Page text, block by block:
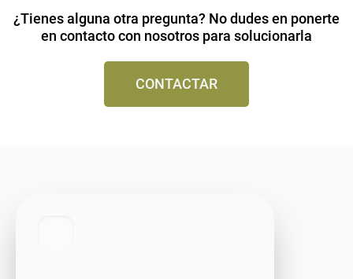
¿Tienes alguna otra pregunta? No dudes en ponerte
en contacto con nosotros para solucionarla
CONTACTAR